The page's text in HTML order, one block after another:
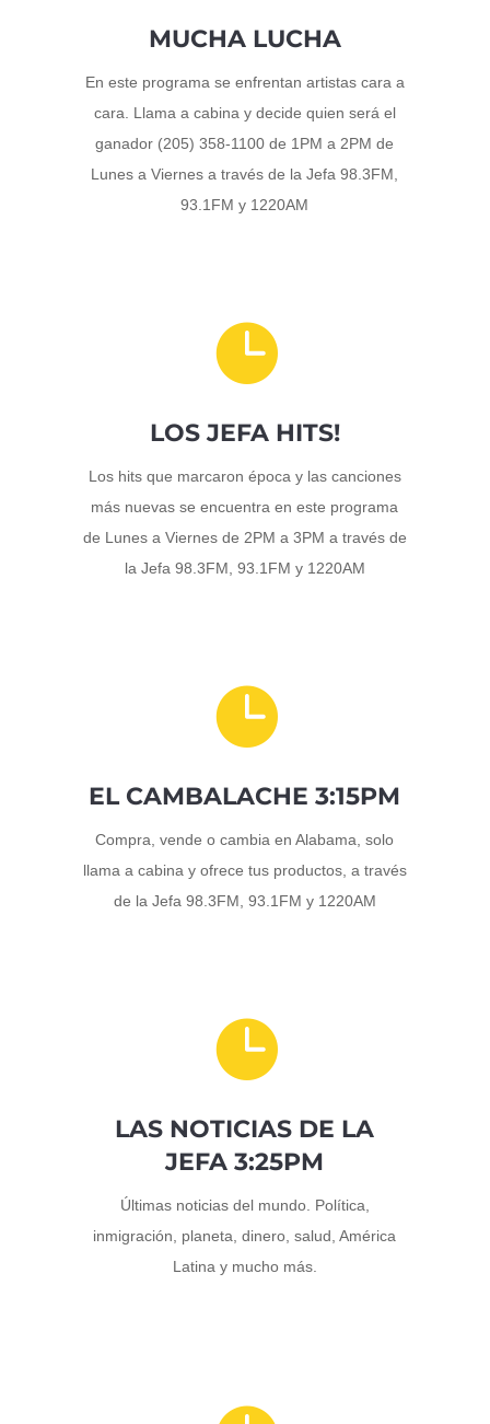
MUCHA LUCHA
En este programa se enfrentan artistas cara a
cara. Llama a cabina y decide quien será el
ganador (205) 358-1100 de 1PM a 2PM de
Lunes a Viernes a través de la Jefa 98.3FM,
93.1FM y 1220AM

LOS JEFA HITS!
Los hits que marcaron época y las canciones
más nuevas se encuentra en este programa
de Lunes a Viernes de 2PM a 3PM a través de
la Jefa 98.3FM, 93.1FM y 1220AM

EL CAMBALACHE 3:15PM
Compra, vende o cambia en Alabama, solo
llama a cabina y ofrece tus productos, a través
de la Jefa 98.3FM, 93.1FM y 1220AM

LAS NOTICIAS DE LA
JEFA 3:25PM
Últimas noticias del mundo. Política,
inmigración, planeta, dinero, salud, América
Latina y mucho más.